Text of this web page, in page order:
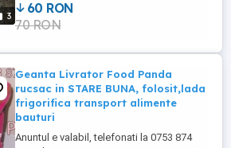
3
pret real si fix 60 Lei, rucsac firma Glovo,
geanta utilizata, termica din pozele
60 RON
70 RON
Geanta Livrator Food Panda
rucsac in STARE BUNA, folosit,lada
frigorifica transport alimente
bauturi
Anuntul e valabil, telefonati la 0753 874